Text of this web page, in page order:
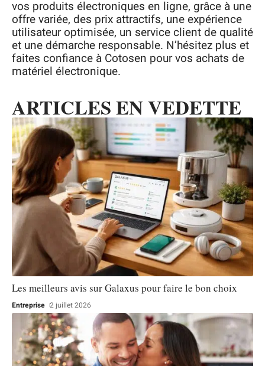
vos produits électroniques en ligne, grâce à une
offre variée, des prix attractifs, une expérience
utilisateur optimisée, un service client de qualité
et une démarche responsable. N’hésitez plus et
faites confiance à Cotosen pour vos achats de
matériel électronique.
ARTICLES EN VEDETTE
Les meilleurs avis sur Galaxus pour faire le bon choix
Entreprise 2 juillet 2026